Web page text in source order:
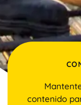
contenido